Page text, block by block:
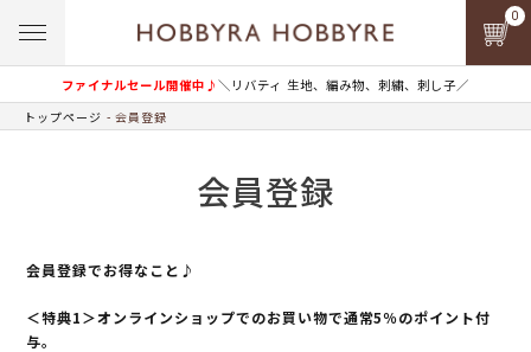
ファイナルセール開催中♪＼リバティ 生地、編み物、刺繍、刺し子／
0
トップページ 会員登録
会員登録
会員登録でお得なこと♪
＜特典1＞オンラインショップでのお買い物で通常5％のポイント付
与。